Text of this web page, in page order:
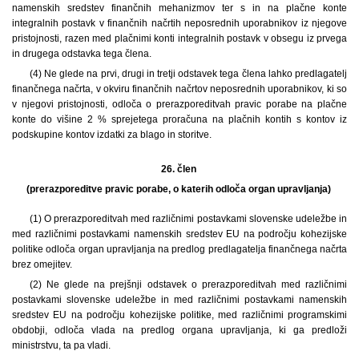
namenskih sredstev finančnih mehanizmov ter s in na plačne konte
integralnih postavk v finančnih načrtih neposrednih uporabnikov iz njegove
pristojnosti, razen med plačnimi konti integralnih postavk v obsegu iz prvega
in drugega odstavka tega člena.
(4) Ne glede na prvi, drugi in tretji odstavek tega člena lahko predlagatelj
finančnega načrta, v okviru finančnih načrtov neposrednih uporabnikov, ki so
v njegovi pristojnosti, odloča o prerazporeditvah pravic porabe na plačne
konte do višine 2 % sprejetega proračuna na plačnih kontih s kontov iz
podskupine kontov izdatki za blago in storitve.
26. člen
(prerazporeditve pravic porabe, o katerih odloča organ upravljanja)
(1) O prerazporeditvah med različnimi postavkami slovenske udeležbe in
med različnimi postavkami namenskih sredstev EU na področju kohezijske
politike odloča organ upravljanja na predlog predlagatelja finančnega načrta
brez omejitev.
(2) Ne glede na prejšnji odstavek o prerazporeditvah med različnimi
postavkami slovenske udeležbe in med različnimi postavkami namenskih
sredstev EU na področju kohezijske politike, med različnimi programskimi
obdobji, odloča vlada na predlog organa upravljanja, ki ga predloži
ministrstvu, ta pa vladi.